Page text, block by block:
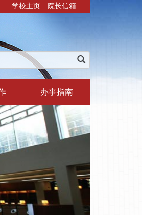
学校主页 院长信箱
办事指南